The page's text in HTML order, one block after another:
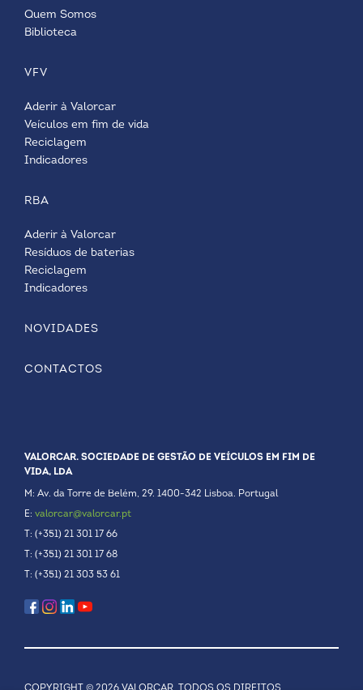
Quem Somos
Biblioteca
VFV
Aderir à Valorcar
Veículos em fim de vida
Reciclagem
Indicadores
RBA
Aderir à Valorcar
Resíduos de baterias
Reciclagem
Indicadores
NOVIDADES
CONTACTOS
VALORCAR. SOCIEDADE DE GESTÃO DE VEÍCULOS EM FIM DE
VIDA, LDA
M: Av. da Torre de Belém, 29. 1400-342 Lisboa. Portugal
E: valorcar@valorcar.pt
T: (+351) 21 301 17 66
T: (+351) 21 301 17 68
T: (+351) 21 303 53 61